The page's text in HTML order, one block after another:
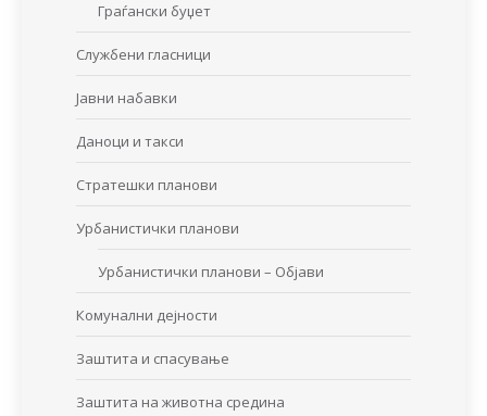
Граѓански буџет
Службени гласници
Јавни набавки
Даноци и такси
Стратешки планови
Урбанистички планови
Урбанистички планови – Објави
Комунални дејности
Заштита и спасување
Заштита на животна средина